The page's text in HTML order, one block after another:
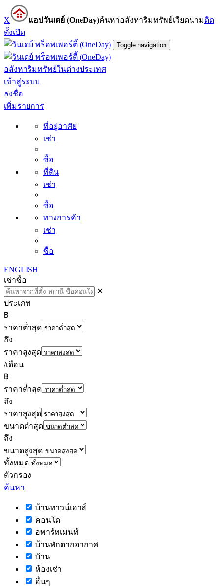
X แอปวันเดย์ (OneDay)ค้นหาอสังหาริมทรัพย์เวียดนามติด
ตั้งเปิด
Toggle navigation
อสังหาริมทรัพย์ในต่างประเทศ
เข้าสู่ระบบ
ลงชื่อ
เพิ่มรายการ
ที่อยู่อาศัย
เช่า
ซื้อ
ที่ดิน
เช่า
ซื้อ
ทางการค้า
เช่า
ซื้อ
ENGLISH
เช่าซื้อ
✕
ประเภท
฿
ราคาต่ำสุด
ถึง
ราคาสูงสุด
/เดือน
฿
ราคาต่ำสุด
ถึง
ราคาสูงสุด
ขนาดต่ำสุด
ถึง
ขนาดสูงสุด
ทั้งหมด
ตัวกรอง
ค้นหา
บ้านทาวน์เฮาส์
คอนโด
อพาร์ทเมนท์
บ้านพักตากอากาศ
บ้าน
ห้องเช่า
อื่นๆ